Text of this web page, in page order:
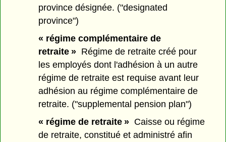
province désignée. ("designated
province")
« régime complémentaire de
retraite » Régime de retraite créé pour
les employés dont l'adhésion à un autre
régime de retraite est requise avant leur
adhésion au régime complémentaire de
retraite. ("supplemental pension plan")
« régime de retraite » Caisse ou régime
de retraite, constitué et administré afin